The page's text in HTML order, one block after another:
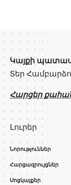
Կայքի
Տեր
Հարցեր
Լուրեր
Նորություններ
Հարցազրույցներ
Սոցկայքեր